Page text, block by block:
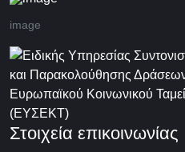
image
Στοιχεία επικοινωνίας